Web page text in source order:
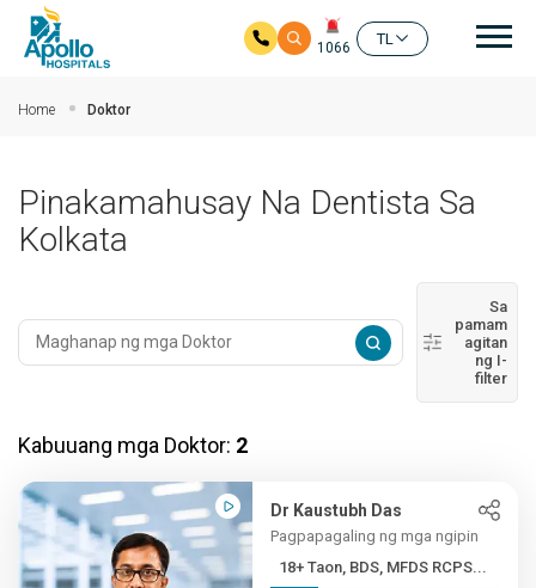
1066
TL
Home Doktor
Pinakamahusay Na Dentista Sa
Kolkata
Sa
pamam
agitan
ng I-
filter
Kabuuang mga Doktor: 2
Dr Kaustubh Das
Pagpapagaling ng mga ngipin
18+ Taon, BDS, MFDS RCPS...